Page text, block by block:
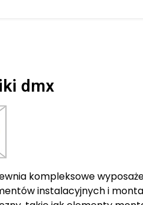
dmx
kompleksowe
instalacyjnych i